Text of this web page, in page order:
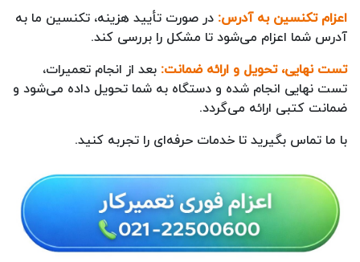
اعزام تکنسین به آدرس: در صورت تأیید هزینه، تکنسین ما به
آدرس شما اعزام می‌شود تا مشکل را بررسی کند.
تست نهایی، تحویل و ارائه ضمانت: بعد از انجام تعمیرات،
تست نهایی انجام شده و دستگاه به شما تحویل داده می‌شود و
ضمانت کتبی ارائه می‌گردد.
با ما تماس بگیرید تا خدمات حرفه‌ای را تجربه کنید.